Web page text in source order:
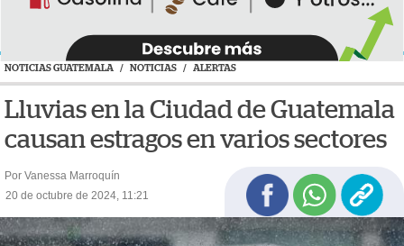
NOTICIAS GUATEMALA / NOTICIAS / ALERTAS
Lluvias en la Ciudad de Guatemala
causan estragos en varios sectores
Por Vanessa Marroquín
20 de octubre de 2024, 11:21